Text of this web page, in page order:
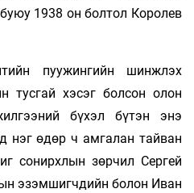
1938 он болтол Королев
пуужингийн шинжлэх
тусгай хэсэг болсон олон
бүхэл бүтэн энэ
нэг өдөр ч амгалан тайван
сонирхлын зөрчил Сергей
эзэмшигчдийн болон Иван